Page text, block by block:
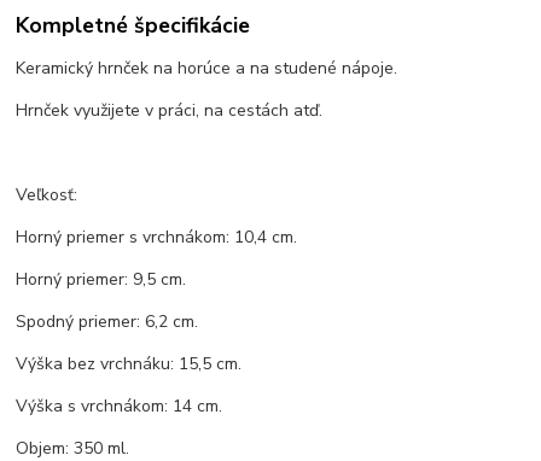
Kompletné špecifikácie
Keramický hrnček na horúce a na studené nápoje.
Hrnček využijete v práci, na cestách atď.
Veľkosť:
Horný priemer s vrchnákom: 10,4 cm.
Horný priemer: 9,5 cm.
Spodný priemer: 6,2 cm.
Výška bez vrchnáku: 15,5 cm.
Výška s vrchnákom: 14 cm.
Objem: 350 ml.